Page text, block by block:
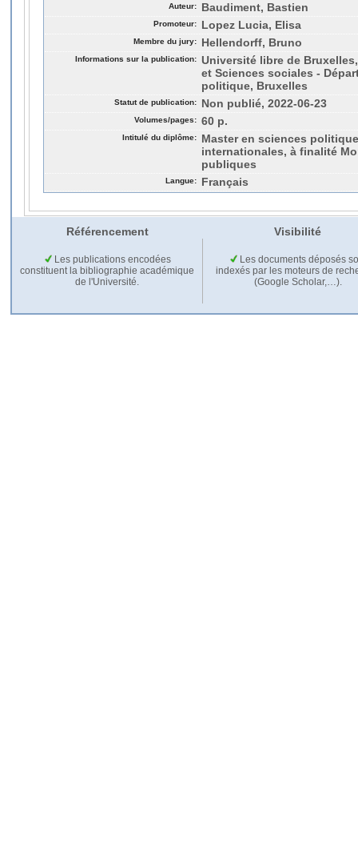
Auteur: Baudiment, Bastien
Promoteur: Lopez Lucia, Elisa
Membre du jury: Hellendorff, Bruno
Informations sur la publication: Université libre de
et Sciences sociales -
politique, Bruxelles
Statut de publication: Non publié, 2022-06-23
Volumes/pages: 60 p.
Intitulé du diplôme:
Master en sciences
internationales, à finalité
publiques
Langue: Français
Référencement Visibilité
Les publications encodées
constituent la bibliographie académique
de l'Université.
Les documents déposés
indexés par les moteurs de
(Google Scholar,…).